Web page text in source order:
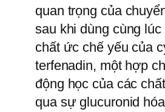
quan trọng của
sau khi dùng cùng
chất ức chế yếu của
terfenadin, một hợp
động học của các
qua sự glucuronid